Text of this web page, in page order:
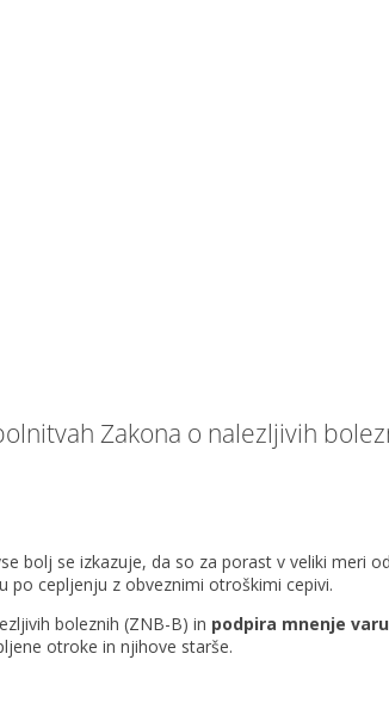
Zakona o nalezljivih
bolj se izkazuje, da so za porast v veliki meri
po cepljenju z obveznimi otroškimi cepivi.
boleznih (ZNB-B) in podpira mnenje
otroke in njihove starše.